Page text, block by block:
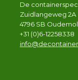
De
Zuidlangeweg 2A
4796 SB
+31 (0)6-12258338